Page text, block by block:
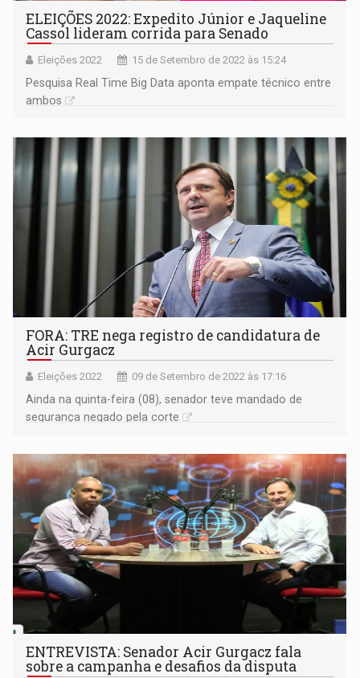
ELEIÇÕES 2022: Expedito Júnior e Jaqueline
Cassol lideram corrida para Senado
Eleições 2022 15 de Setembro de 2022 às 15:24
Pesquisa Real Time Big Data aponta empate técnico entre
ambos
FORA: TRE nega registro de candidatura de
Acir Gurgacz
Eleições 2022 09 de Setembro de 2022 às 17:16
Ainda na quinta-feira (08), senador teve mandado de
segurança negado pela corte
ENTREVISTA: Senador Acir Gurgacz fala
sobre a campanha e desafios da disputa